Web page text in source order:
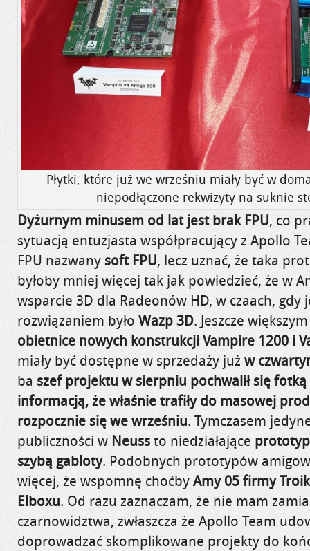
Płytki, które już we wrześniu miały być w
niepodłączone rekwizyty na suknie
Dyżurnym minusem od lat jest brak FPU, co
sytuacją entuzjasta współpracujący z Apollo
FPU nazwanysoft FPU, lecz uznać, że taka
byłoby mniej więcej tak jak powiedzieć, że w
wsparcie 3D dla Radeonów HD, w czaach, gdy
rozwiązaniem było Wazp 3D. Jeszcze
obietnice nowych konstrukcji Vampire 1200 i
miały być dostępne w sprzedaży już w
ba szef projektu w sierpniu pochwalił się
informacją, że właśnie trafiły do masowej
rozpocznie się we wrześniu. Tymczasem
publiczności w Neussto niedziałające
szybą gabloty. Podobnych prototypów
więcej, że wspomnę choćbyAmy 05 firmy
Elboxu. Od razu zaznaczam, że nie mam
czarnowidztwa, zwłaszcza że Apollo Team
doprowadzać skomplikowane projekty do